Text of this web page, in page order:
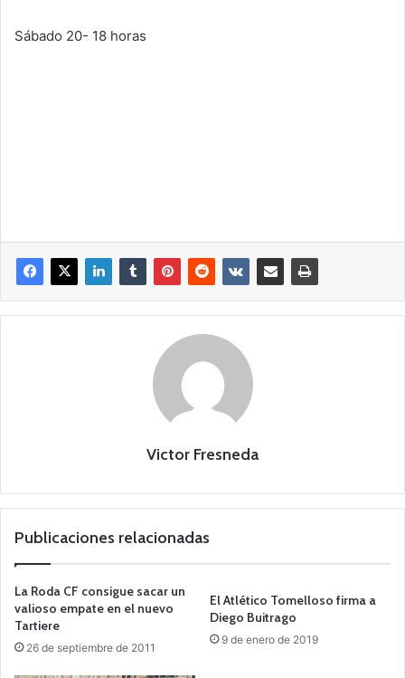
Sábado 20- 18 horas
Victor Fresneda
Publicaciones relacionadas
La Roda CF consigue sacar un
valioso empate en el nuevo
Tartiere
26 de septiembre de 2011
El Atlético Tomelloso firma a
Diego Buitrago
9 de enero de 2019